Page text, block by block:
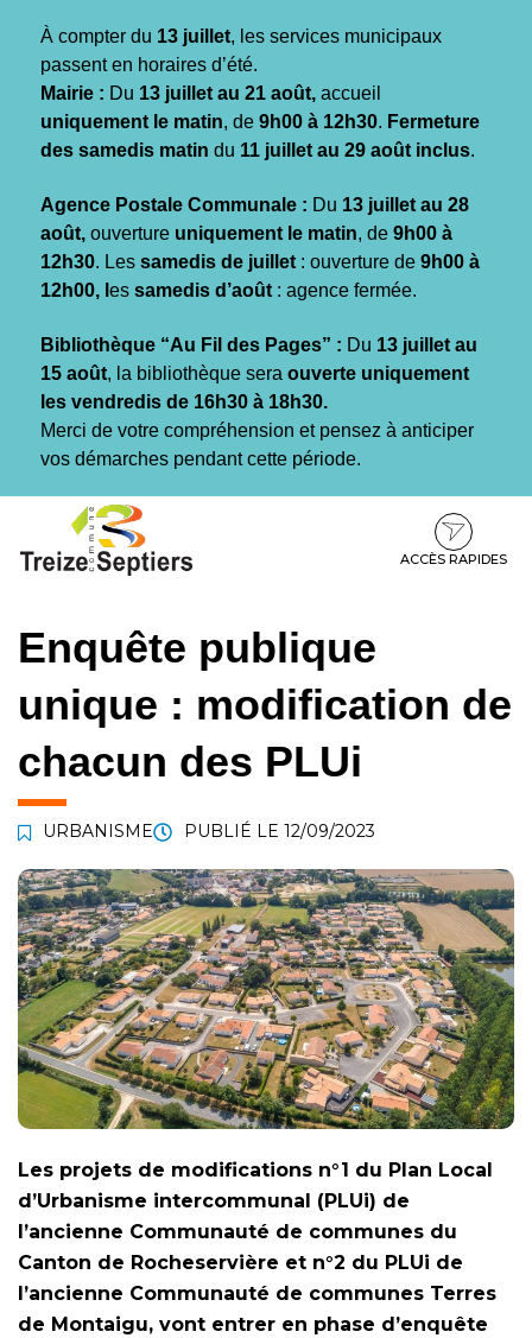
À compter du 13 juillet, les services municipaux
passent en horaires d’été.
Mairie : Du 13 juillet au 21 août, accueil
uniquement le matin, de 9h00 à 12h30. Fermeture
des samedis matin du 11 juillet au 29 août inclus.
Agence Postale Communale : Du 13 juillet au 28
août, ouverture uniquement le matin, de 9h00 à
12h30. Les samedis de juillet : ouverture de 9h00 à
12h00, l es samedis d’août : agence fermée.
Bibliothèque “Au Fil des Pages” : Du 13 juillet au
15 août, la bibliothèque sera ouverte uniquement
les vendredis de 16h30 à 18h30.
Merci de votre compréhension et pensez à anticiper
vos démarches pendant cette période.
contenu
pied
ACCÈS RAPIDES
Enquête publique
unique : modification de
chacun des PLUi
URBANISME PUBLIÉ LE 12/09/2023
Les projets de modifications n°1 du Plan Local
d’Urbanisme intercommunal (PLUi) de
l’ancienne Communauté de communes du
Canton de Rocheservière et n°2 du PLUi de
l’ancienne Communauté de communes Terres
de Montaigu, vont entrer en phase d’enquête